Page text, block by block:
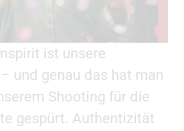
ist unsere
und genau das hat man
Shooting für die
gespürt. Authentizität